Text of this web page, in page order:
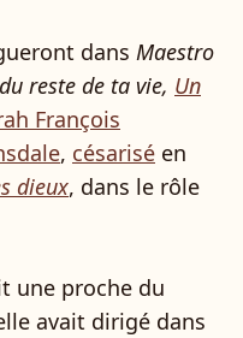
dans Maestro
reste de ta vie, Un
François
, césarisé en
dieux, dans le rôle
une proche du
avait dirigé dans